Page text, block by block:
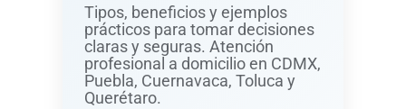
Tipos, beneficios y ejemplos
prácticos para tomar decisiones
claras y seguras. Atención
profesional a domicilio en CDMX,
Puebla, Cuernavaca, Toluca y
Querétaro.